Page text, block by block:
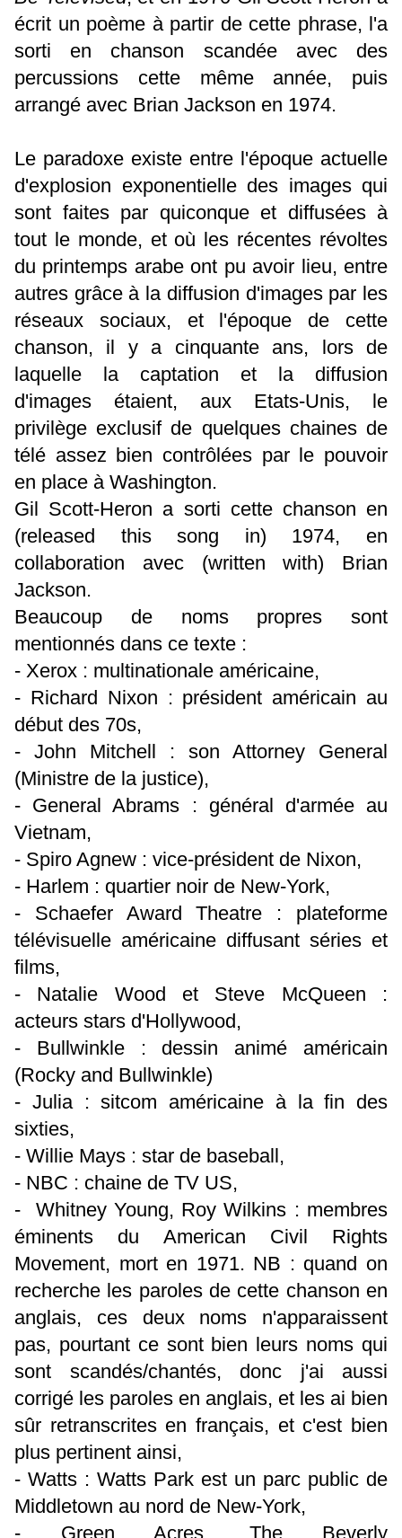
écrit un poème à partir de cette phrase, l'a
sorti en chanson scandée avec des
percussions cette même année, puis
arrangé avec Brian Jackson en 1974.
Le paradoxe existe entre l'époque actuelle
d'explosion exponentielle des images qui
sont faites par quiconque et diffusées à
tout le monde, et où les récentes révoltes
du printemps arabe ont pu avoir lieu, entre
autres grâce à la diffusion d'images par les
réseaux sociaux, et l'époque de cette
chanson, il y a cinquante ans, lors de
laquelle la captation et la diffusion
d'images étaient, aux Etats-Unis, le
privilège exclusif de quelques chaines de
télé assez bien contrôlées par le pouvoir
en place à Washington.
Gil Scott-Heron a sorti cette chanson en
(released this song in) 1974, en
collaboration avec (written with) Brian
Jackson.
Beaucoup de noms propres sont
mentionnés dans ce texte :
- Xerox : multinationale américaine,
- Richard Nixon : président américain au
début des 70s,
- John Mitchell : son Attorney General
(Ministre de la justice),
- General Abrams : général d'armée au
Vietnam,
- Spiro Agnew : vice-président de Nixon,
- Harlem : quartier noir de New-York,
- Schaefer Award Theatre : plateforme
télévisuelle américaine diffusant séries et
films,
- Natalie Wood et Steve McQueen :
acteurs stars d'Hollywood,
- Bullwinkle : dessin animé américain
(Rocky and Bullwinkle)
- Julia : sitcom américaine à la fin des
sixties,
- Willie Mays : star de baseball,
- NBC : chaine de TV US,
- ‎Whitney Young, Roy Wilkins : membres
éminents du American Civil Rights
Movement, mort en 1971. NB : quand on
recherche les paroles de cette chanson en
anglais, ces deux noms n'apparaissent
pas, pourtant ce sont bien leurs noms qui
sont scandés/chantés, donc j'ai aussi
corrigé les paroles en anglais, et les ai bien
sûr retranscrites en français, et c'est bien
plus pertinent ainsi,
- Watts : Watts Park est un parc public de
Middletown au nord de New-York,
- Green Acres, The Beverly